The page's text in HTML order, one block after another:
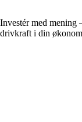
Investér med mening
drivkraft i din